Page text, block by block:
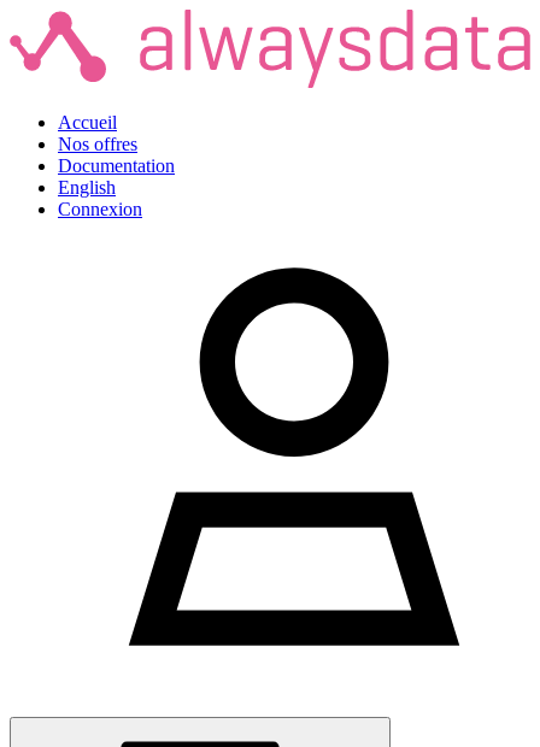
Accueil
Nos offres
Documentation
English
Connexion